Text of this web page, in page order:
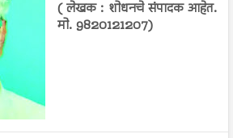
( लेखक : शोधनचे संपादक आहेत.
मो. 9820121207)